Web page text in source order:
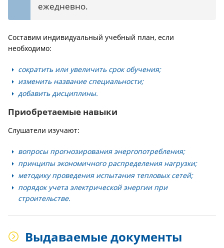
ежедневно.
Составим индивидуальный учебный план, если
необходимо:
сократить или увеличить срок обучения;
изменить название специальности;
добавить дисциплины.
Приобретаемые навыки
Слушатели изучают:
вопросы прогнозирования энергопотребления;
принципы экономичного распределения нагрузки;
методику проведения испытания тепловых сетей;
порядок учета электрической энергии при
строительстве.
Выдаваемые документы